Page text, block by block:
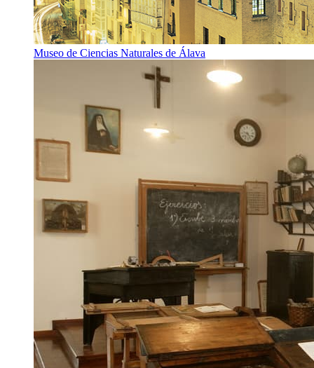
Museo de Ciencias Naturales de Álava